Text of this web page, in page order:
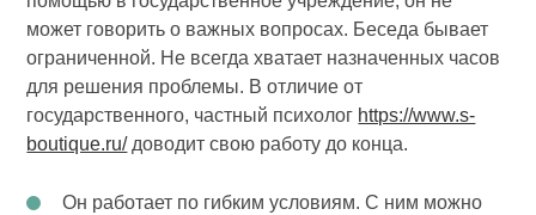
может говорить о важных вопросах. Беседа бывает
ограниченной. Не всегда хватает назначенных часов
для решения проблемы. В отличие от
государственного, частный психолог https://www.s-
boutique.ru/доводит свою работу до конца.
Он работает по гибким условиям. С ним можно